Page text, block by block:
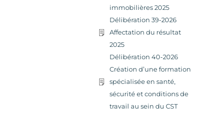
immobilières 2025
Délibération 39-2026
Affectation du résultat
2025
Délibération 40-2026
Création d’une formation
spécialisée en santé,
sécurité et conditions de
travail au sein du CST